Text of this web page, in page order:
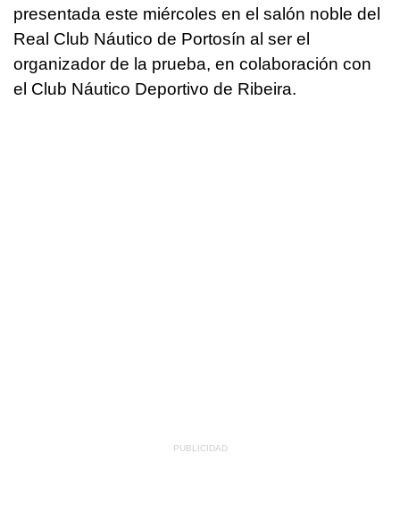
presentada este miércoles en el salón noble del
Real Club Náutico de Portosín al ser el
organizador de la prueba, en colaboración con
el Club Náutico Deportivo de Ribeira.